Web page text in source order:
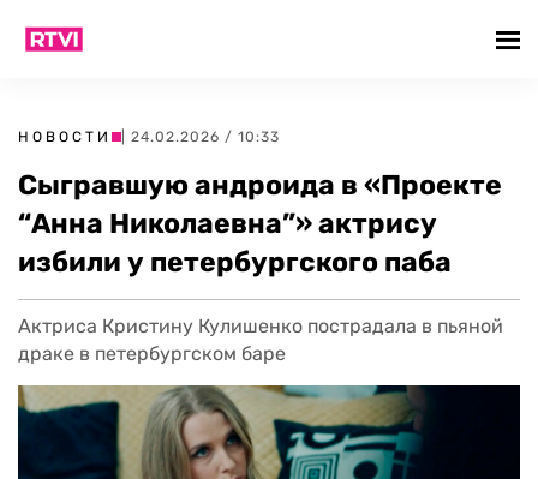
НОВОСТИ | 24.02.2026 / 10:33
Сыгравшую андроида в «Проекте
“Анна Николаевна”» актрису
избили у петербургского паба
Актриса Кристину Кулишенко пострадала в пьяной
драке в петербургском баре